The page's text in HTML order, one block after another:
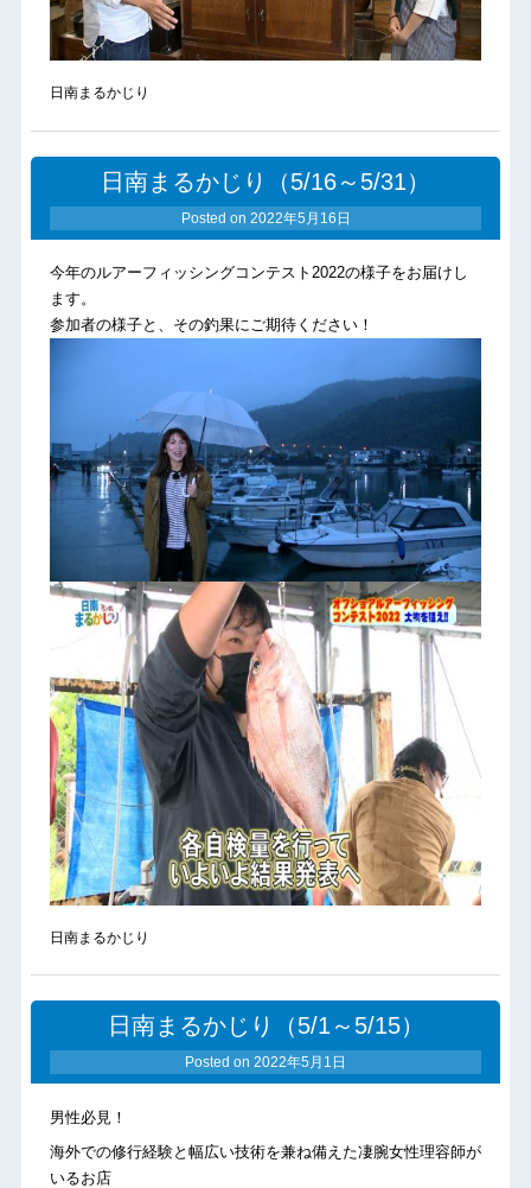
日南まるかじり
日南まるかじり（5/16～5/31）
Posted on 2022年5月16日
今年のルアーフィッシングコンテスト2022の様子をお届けし
ます。
参加者の様子と、その釣果にご期待ください！
日南まるかじり
日南まるかじり（5/1～5/15）
Posted on 2022年5月1日
男性必見！
海外での修行経験と幅広い技術を兼ね備えた凄腕女性理容師が
いるお店